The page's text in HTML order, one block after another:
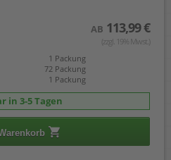
AB 113,99 €
(zzgl. 19% Mwst.)
1 Packung
72 Packung
1 Packung
in 3-5 Tagen